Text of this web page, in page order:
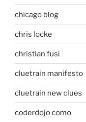
chicago blog
chris locke
christian fusi
cluetrain manifesto
cluetrain new clues
coderdojo como